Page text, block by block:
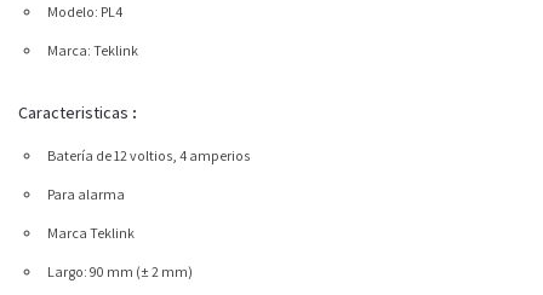
Modelo: PL4
Marca: Teklink
Caracteristicas :
Batería de 12 voltios, 4 amperios
Para alarma
Marca Teklink
Largo: 90 mm (± 2 mm)